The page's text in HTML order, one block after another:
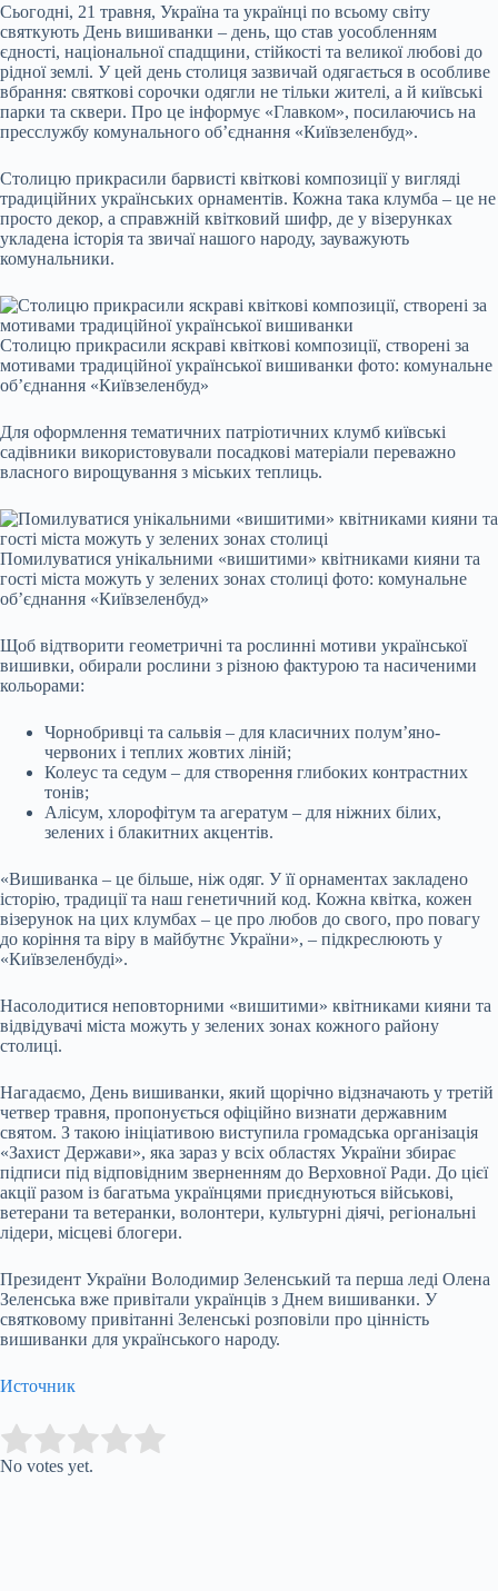
Сьогодні, 21 травня, Україна та українці по всьому світу
святкують День вишиванки – день, що став уособленням
єдності, національної спадщини, стійкості та великої любові до
рідної землі. У цей день столиця зазвичай одягається в особливе
вбрання: святкові сорочки одягли не тільки жителі, а й київські
парки та сквери. Про це інформує «Главком», посилаючись на
пресслужбу комунального об’єднання «Київзеленбуд».
Столицю прикрасили барвисті квіткові композиції у вигляді
традиційних українських орнаментів. Кожна така клумба – це не
просто декор, а справжній квітковий шифр, де у візерунках
укладена історія та звичаї нашого народу, зауважують
комунальники.
Столицю прикрасили яскраві квіткові композиції, створені за
мотивами традиційної української вишиванки фото: комунальне
об’єднання «Київзеленбуд»
Для оформлення тематичних патріотичних клумб київські
садівники використовували посадкові матеріали переважно
власного вирощування з міських теплиць.
Помилуватися унікальними «вишитими» квітниками кияни та
гості міста можуть у зелених зонах столиці фото: комунальне
об’єднання «Київзеленбуд»
Щоб відтворити геометричні та рослинні мотиви української
вишивки, обирали рослини з різною фактурою та насиченими
кольорами:
Чорнобривці та сальвія – для класичних полум’яно-
червоних і теплих жовтих ліній;
Колеус та седум – для створення глибоких контрастних
тонів;
Алісум, хлорофітум та агератум – для ніжних білих,
зелених і блакитних акцентів.
«Вишиванка – це більше, ніж одяг. У її орнаментах закладено
історію, традиції та наш генетичний код. Кожна квітка, кожен
візерунок на цих клумбах – це про любов до свого, про повагу
до коріння та віру в майбутнє України», – підкреслюють у
«Київзеленбуді».
Насолодитися неповторними «вишитими» квітниками кияни та
відвідувачі міста можуть у зелених зонах кожного району
столиці.
Нагадаємо, День вишиванки, який щорічно відзначають у третій
четвер травня, пропонується офіційно визнати державним
святом. З такою ініціативою виступила громадська організація
«Захист Держави», яка зараз у всіх областях України збирає
підписи під відповідним зверненням до Верховної Ради. До цієї
акції разом із багатьма українцями приєднуються військові,
ветерани та ветеранки, волонтери, культурні діячі, регіональні
лідери, місцеві блогери.
Президент України Володимир Зеленський та перша леді Олена
Зеленська вже привітали українців з Днем вишиванки. У
святковому привітанні Зеленські розповіли про цінність
вишиванки для українського народу.
Источник
Rate this item:
No votes yet.